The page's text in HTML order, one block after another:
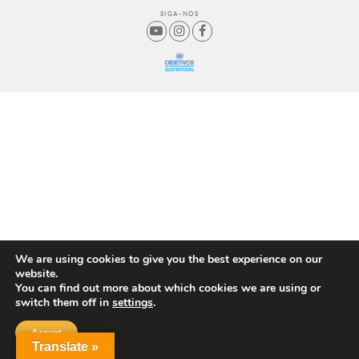
SIGA-NOS
Translate »
We are using cookies to give you the best experience on our
website.
You can find out more about which cookies we are using or
switch them off in settings.
Accept